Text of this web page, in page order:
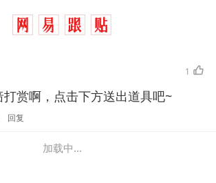
1
打赏啊，点击下方送出道具吧~
回复
加载中...